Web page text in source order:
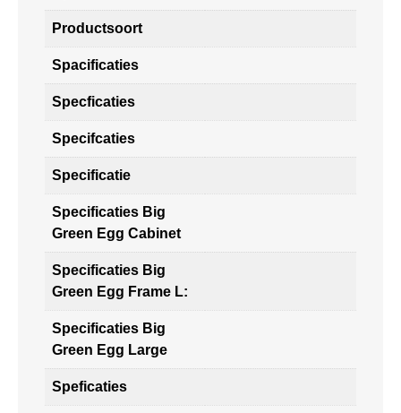
Productsoort
Spacificaties
Specficaties
Specifcaties
Specificatie
Specificaties Big
Green Egg Cabinet
Specificaties Big
Green Egg Frame L:
Specificaties Big
Green Egg Large
Speficaties